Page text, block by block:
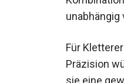
unabhängig
Für
Präzision
sie eine